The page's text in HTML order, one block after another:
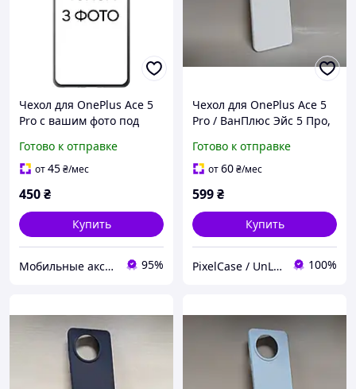
Чехол для OnePlus Ace 5
Pro с вашим фото под
Готово к отправке
от45₴/мес
450₴
Купить
Мобильные аксессуары 95%
Чехол для OnePlus Ace 5
Pro / ВанПлюс Эйс 5 Про,
противоударный, белый
Готово к отправке
от60₴/мес
599₴
Купить
PixelCase / UnLockService 100%